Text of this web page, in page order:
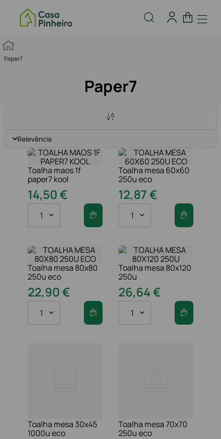
Paper7
Paper7
Relevância
Toalha maos 1f
paper7 kool
14,50€
1
Toalha mesa 60x60
250u eco
12,87€
1
Toalha mesa 80x80
250u eco
22,90€
1
Toalha mesa 80x120
250u
26,64€
1
Toalha mesa 30x45
1000u eco
Toalha mesa 70x70
250u eco